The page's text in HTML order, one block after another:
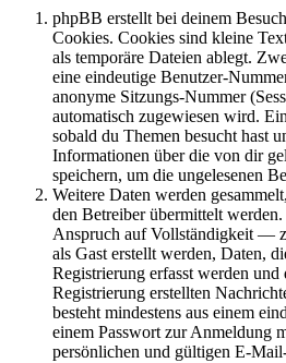
phpBB erstellt bei deinem
Cookies. Cookies sind kleine
als temporäre Dateien ablegt.
eine eindeutige Benutzer-
anonyme Sitzungs-Nummer
automatisch zugewiesen wird.
sobald du Themen besucht hast
Informationen über die von dir
speichern, um die ungelesenen
Weitere Daten werden
den Betreiber übermittelt
Anspruch auf Vollständigkeit —
als Gast erstellt werden, Daten,
Registrierung erfasst werden
Registrierung erstellten
besteht mindestens aus einem
einem Passwort zur Anmeldung
persönlichen und gültigen E-